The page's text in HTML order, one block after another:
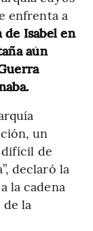
enfrenta a
Isabel en
aún
un
difícil de
declaró la
la cadena
de la